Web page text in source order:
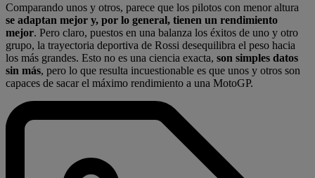
Comparando unos y otros, parece que los pilotos con menor altura
se adaptan mejor y, por lo general, tienen un rendimiento
mejor. Pero claro, puestos en una balanza los éxitos de uno y otro
grupo, la trayectoria deportiva de Rossi desequilibra el peso hacia
los más grandes. Esto no es una ciencia exacta, son simples datos
sin más, pero lo que resulta incuestionable es que unos y otros son
capaces de sacar el máximo rendimiento a una MotoGP.